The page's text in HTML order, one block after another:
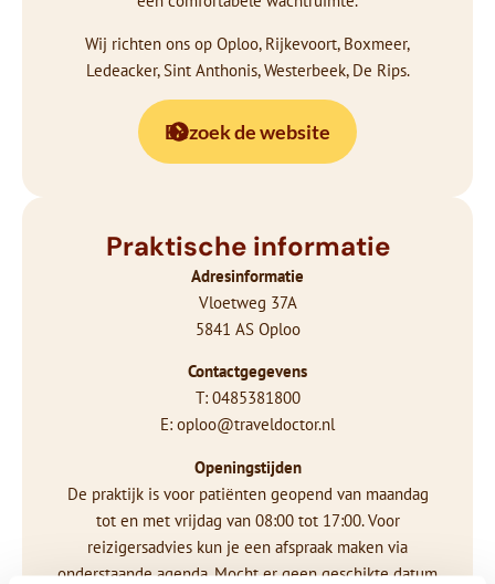
Wij richten ons op Oploo, Rijkevoort, Boxmeer,
Ledeacker, Sint Anthonis, Westerbeek, De Rips.
Bezoek de website
Praktische informatie
Adresinformatie
Vloetweg 37A
5841 AS Oploo
Contactgegevens
T: 0485381800
E: oploo@traveldoctor.nl
Openingstijden
De praktijk is voor patiënten geopend van maandag
tot en met vrijdag van 08:00 tot 17:00. Voor
reizigersadvies kun je een afspraak maken via
onderstaande agenda. Mocht er geen geschikte datum